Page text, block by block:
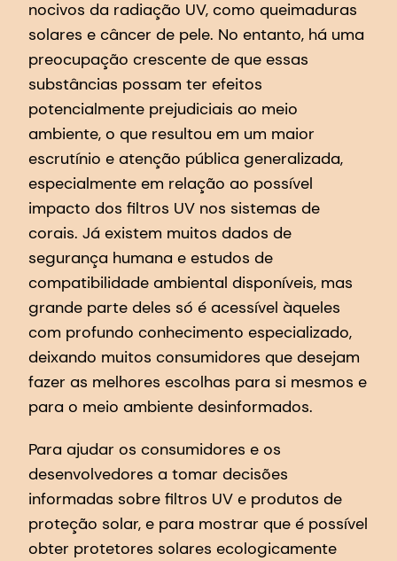
nocivos da radiação UV, como queimaduras
solares e câncer de pele. No entanto, há uma
preocupação crescente de que essas
substâncias possam ter efeitos
potencialmente prejudiciais ao meio
ambiente, o que resultou em um maior
escrutínio e atenção pública generalizada,
especialmente em relação ao possível
impacto dos filtros UV nos sistemas de
corais. Já existem muitos dados de
segurança humana e estudos de
compatibilidade ambiental disponíveis, mas
grande parte deles só é acessível àqueles
com profundo conhecimento especializado,
deixando muitos consumidores que desejam
fazer as melhores escolhas para si mesmos e
para o meio ambiente desinformados.
Para ajudar os consumidores e os
desenvolvedores a tomar decisões
informadas sobre filtros UV e produtos de
proteção solar, e para mostrar que é possível
obter protetores solares ecologicamente